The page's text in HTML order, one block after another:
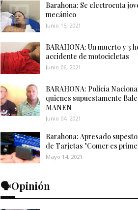
Barahona: Se electrocuta
mecánico
Junio 15, 2021
BARAHONA: Un muerto y 3
accidente de motocicletas
Junio 06, 2021
BARAHONA: Policía
quienes supuestamente
MANEN
Junio 04, 2021
Barahona: Apresado
de Tarjetas "Comer es
Mayo 14, 2021
🗣️Opinión